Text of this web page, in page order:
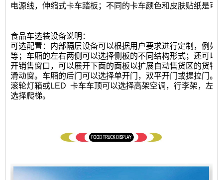
电源线，伸缩式卡车踏板；不同的卡车颜色和皮肤贴纸是可
食品车选装设备说明：
可选配置：内部隔层设备可以根据用户要求进行定制，例如
等；车厢的左右两侧可以选择侧板的不同结构形式；还可以
开销售窗口，可以展开下面的面板以扩展自动售货区的货物
滑动窗。车厢的后门可以选择单开门，双平开门或提拉门。
滚轮灯箱或LED 卡车车顶可以选择高架空调，行李架，左
选择爬梯。